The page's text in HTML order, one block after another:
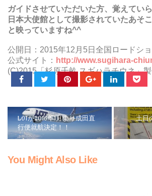
ガイドさせていただいた方、覚えてい
日本大使館として撮影されていたあそ
と映っていますね^^
公開日：2015年12月5日全国ロードシ
公式サイト： http://www.sugihara-
(C)2015「杉原千畝 スギハラチウネ」
LOTが2016年1月より成田直
行便就航決定！！
土日
You Might Also Like